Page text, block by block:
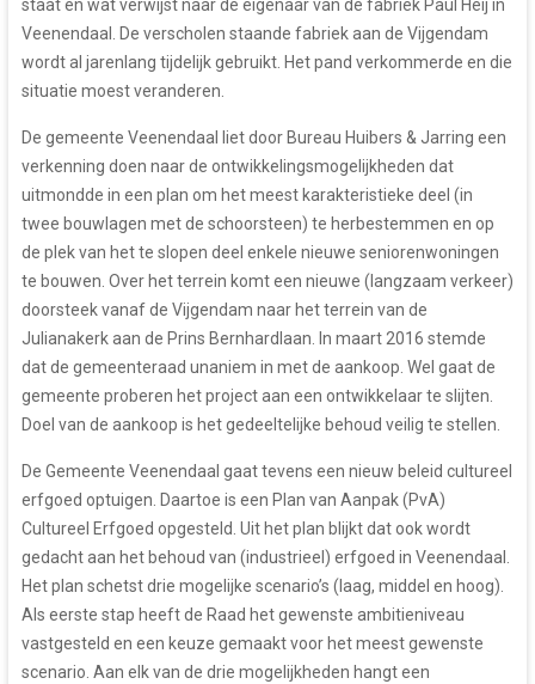
staat en wat verwijst naar de eigenaar van de fabriek Paul Heij in
Veenendaal. De verscholen staande fabriek aan de Vijgendam
wordt al jarenlang tijdelijk gebruikt. Het pand verkommerde en die
situatie moest veranderen.
De gemeente Veenendaal liet door Bureau Huibers & Jarring een
verkenning doen naar de ontwikkelingsmogelijkheden dat
uitmondde in een plan om het meest karakteristieke deel (in
twee bouwlagen met de schoorsteen) te herbestemmen en op
de plek van het te slopen deel enkele nieuwe seniorenwoningen
te bouwen. Over het terrein komt een nieuwe (langzaam verkeer)
doorsteek vanaf de Vijgendam naar het terrein van de
Julianakerk aan de Prins Bernhardlaan. In maart 2016 stemde
dat de gemeenteraad unaniem in met de aankoop. Wel gaat de
gemeente proberen het project aan een ontwikkelaar te slijten.
Doel van de aankoop is het gedeeltelijke behoud veilig te stellen.
De Gemeente Veenendaal gaat tevens een nieuw beleid cultureel
erfgoed optuigen. Daartoe is een Plan van Aanpak (PvA)
Cultureel Erfgoed opgesteld. Uit het plan blijkt dat ook wordt
gedacht aan het behoud van (industrieel) erfgoed in Veenendaal.
Het plan schetst drie mogelijke scenario’s (laag, middel en hoog).
Als eerste stap heeft de Raad het gewenste ambitieniveau
vastgesteld en een keuze gemaakt voor het meest gewenste
scenario. Aan elk van de drie mogelijkheden hangt een